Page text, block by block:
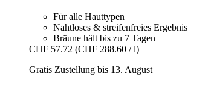
Für alle Hauttypen
Nahtloses & streifenfreies Ergebnis
Bräune hält bis zu 7 Tagen
CHF 57.72 (CHF 288.60 / l)
Gratis Zustellung bis 13. August